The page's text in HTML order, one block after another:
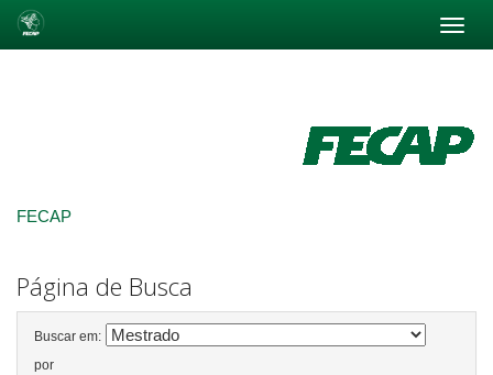
FECAP
Página de Busca
Buscar em:
por